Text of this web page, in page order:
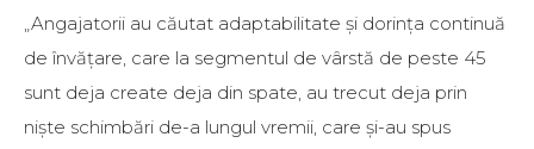
„Angajatorii au căutat adaptabilitate și dorința continuă
de învățare, care la segmentul de vârstă de peste 45
sunt deja create deja din spate, au trecut deja prin
niște schimbări de-a lungul vremii, care și-au spus